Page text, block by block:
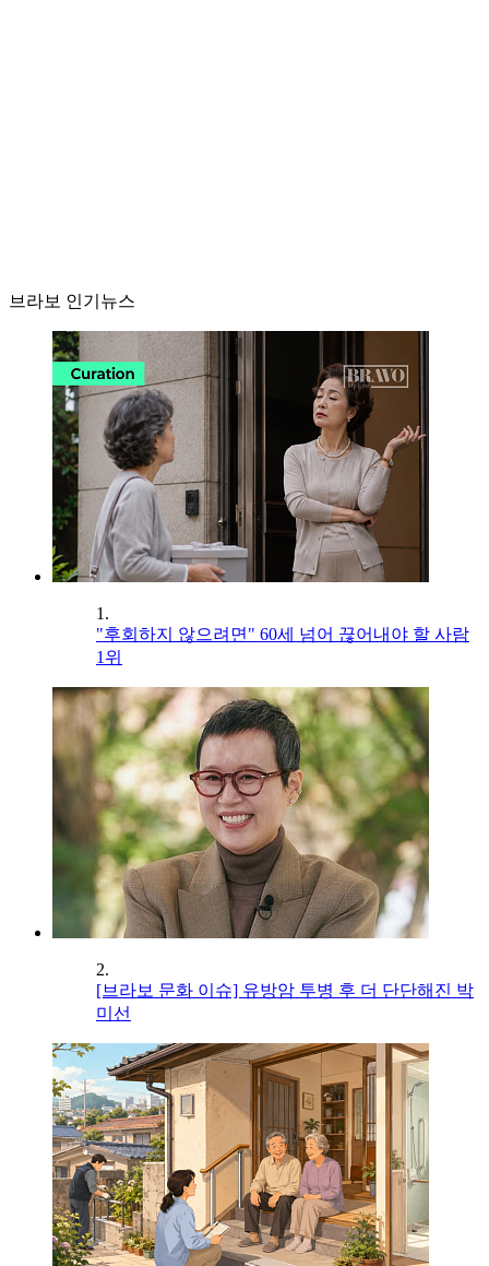
브라보 인기뉴스
1.
"후회하지 않으려면" 60세 넘어 끊어내야 할 사람
1위
2.
[브라보 문화 이슈] 유방암 투병 후 더 단단해진 박
미선